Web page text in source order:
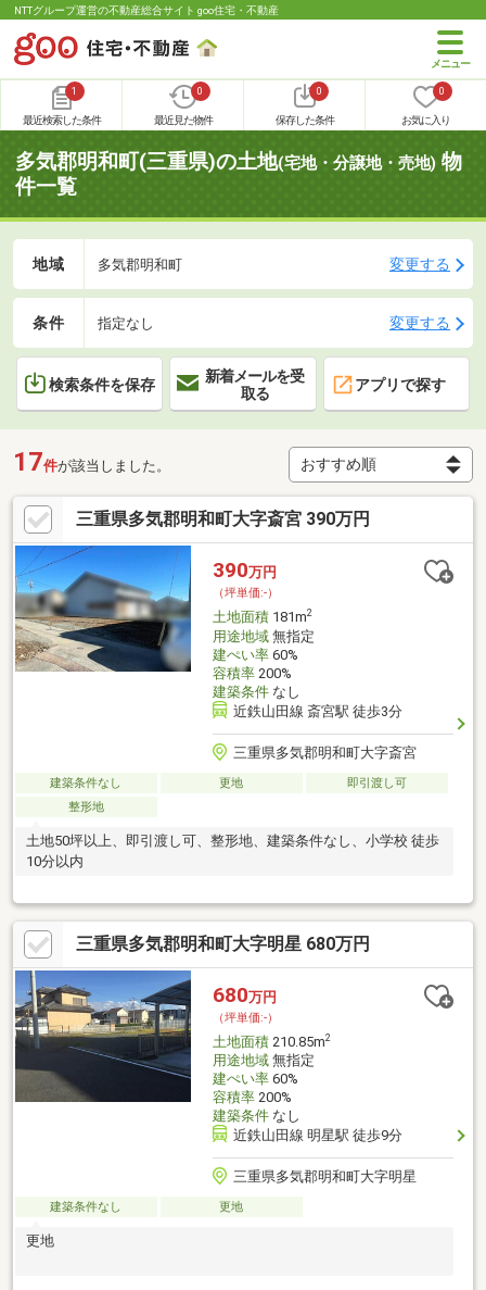
NTTグループ運営の不動産総合サイト goo住宅・不動産
1
最近検索した条件
0
最近見た物件
0
保存した条件
0
お気に入り
多気郡明和町(三重県)の土地(宅地・分譲地・売地) 物
件一覧
地域 多気郡明和町 変更する
条件 指定なし 変更する
検索条件を保存
新着メールを受
取る
アプリで探す
17件が該当しました。
三重県多気郡明和町大字斎宮 390万円
390万円
（坪単価:-）
土地面積181m2
用途地域無指定
建ぺい率60%
容積率200%
建築条件なし
近鉄山田線 斎宮駅 徒歩3分
三重県多気郡明和町大字斎宮
建築条件なし 更地
即引渡し可
整形地
土地50坪以上、即引渡し可、整形地、建築条件なし、小学校 徒歩
10分以内
三重県多気郡明和町大字明星 680万円
680万円
（坪単価:-）
土地面積210.85m2
用途地域無指定
建ぺい率60%
容積率200%
建築条件なし
近鉄山田線 明星駅 徒歩9分
三重県多気郡明和町大字明星
建築条件なし 更地
更地